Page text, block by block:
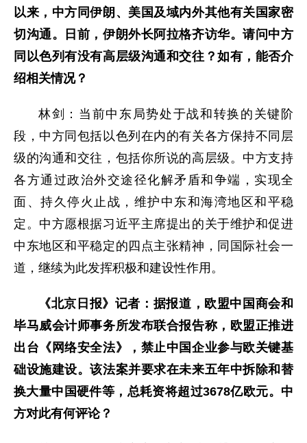
以来，中方同伊朗、美国及域内外其他有关国家密
切沟通。日前，伊朗外长阿拉格齐访华。请问中方
同以色列有没有高层级沟通和交往？如有，能否介
绍相关情况？
林剑：当前中东局势处于战和转换的关键阶
段，中方同包括以色列在内的有关各方保持不同层
级的沟通和交往，包括你所说的高层级。中方支持
各方通过政治外交途径化解矛盾和争端，实现全
面、持久停火止战，维护中东和海湾地区和平稳
定。中方愿根据习近平主席提出的关于维护和促进
中东地区和平稳定的四点主张精神，同国际社会一
道，继续为此发挥积极和建设性作用。
《北京日报》记者：据报道，欧盟中国商会和
毕马威会计师事务所发布联合报告称，欧盟正推进
出台《网络安全法》，禁止中国企业参与欧关键基
础设施建设。该法案并要求在未来五年中拆除和替
换大量中国硬件等，总耗资将超过3678亿欧元。中
方对此有何评论？